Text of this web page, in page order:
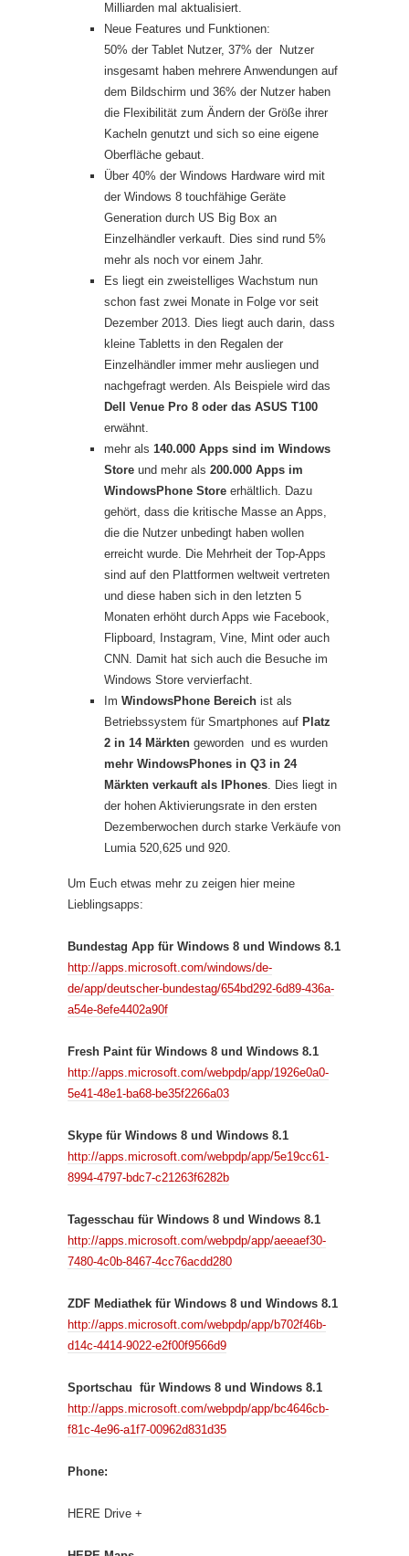
Milliarden mal aktualisiert.
Neue Features und Funktionen:
50% der Tablet Nutzer, 37% der Nutzer
insgesamt haben mehrere Anwendungen auf
dem Bildschirm und 36% der Nutzer haben
die Flexibilität zum Ändern der Größe ihrer
Kacheln genutzt und sich so eine eigene
Oberfläche gebaut.
Über 40% der Windows Hardware wird mit
der Windows 8 touchfähige Geräte
Generation durch US Big Box an
Einzelhändler verkauft. Dies sind rund 5%
mehr als noch vor einem Jahr.
Es liegt ein zweistelliges Wachstum nun
schon fast zwei Monate in Folge vor seit
Dezember 2013. Dies liegt auch darin, dass
kleine Tabletts in den Regalen der
Einzelhändler immer mehr ausliegen und
nachgefragt werden. Als Beispiele wird das
Dell Venue Pro 8 oder das ASUS T100
erwähnt.
mehr als 140.000 Apps sind im Windows
Store und mehr als 200.000 Apps im
WindowsPhone Store erhältlich. Dazu
gehört, dass die kritische Masse an Apps,
die die Nutzer unbedingt haben wollen
erreicht wurde. Die Mehrheit der Top-Apps
sind auf den Plattformen weltweit vertreten
und diese haben sich in den letzten 5
Monaten erhöht durch Apps wie Facebook,
Flipboard, Instagram, Vine, Mint oder auch
CNN. Damit hat sich auch die Besuche im
Windows Store vervierfacht.
Im WindowsPhone Bereich ist als
Betriebssystem für Smartphones auf Platz
2 in 14 Märkten geworden und es wurden
mehr WindowsPhones in Q3 in 24
Märkten verkauft als IPhones. Dies liegt in
der hohen Aktivierungsrate in den ersten
Dezemberwochen durch starke Verkäufe von
Lumia 520,625 und 920.
Um Euch etwas mehr zu zeigen hier meine
Lieblingsapps:
Bundestag App für Windows 8 und Windows 8.1
http://apps.microsoft.com/windows/de-
de/app/deutscher-bundestag/654bd292-6d89-436a-
a54e-8efe4402a90f
Fresh Paint für Windows 8 und Windows 8.1
http://apps.microsoft.com/webpdp/app/1926e0a0-
5e41-48e1-ba68-be35f2266a03
Skype für Windows 8 und Windows 8.1
http://apps.microsoft.com/webpdp/app/5e19cc61-
8994-4797-bdc7-c21263f6282b
Tagesschau für Windows 8 und Windows 8.1
http://apps.microsoft.com/webpdp/app/aeeaef30-
7480-4c0b-8467-4cc76acdd280
ZDF Mediathek für Windows 8 und Windows 8.1
http://apps.microsoft.com/webpdp/app/b702f46b-
d14c-4414-9022-e2f00f9566d9
Sportschau für Windows 8 und Windows 8.1
http://apps.microsoft.com/webpdp/app/bc4646cb-
f81c-4e96-a1f7-00962d831d35
Phone:
HERE Drive +